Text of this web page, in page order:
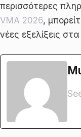
περισσότερες
VMA 2026,
νέες εξελίξεις